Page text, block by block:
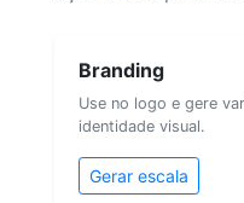
Branding
Use no logo e gere
identidade visual.
Gerar escala